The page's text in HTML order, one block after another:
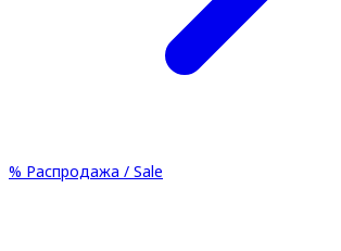
% Распродажа / Sale